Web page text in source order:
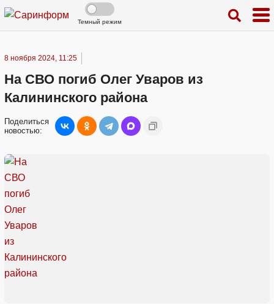
Темный режим
8 ноября 2024, 11:25
На СВО погиб Олег Уваров из
Калининского района
Поделиться
новостью: